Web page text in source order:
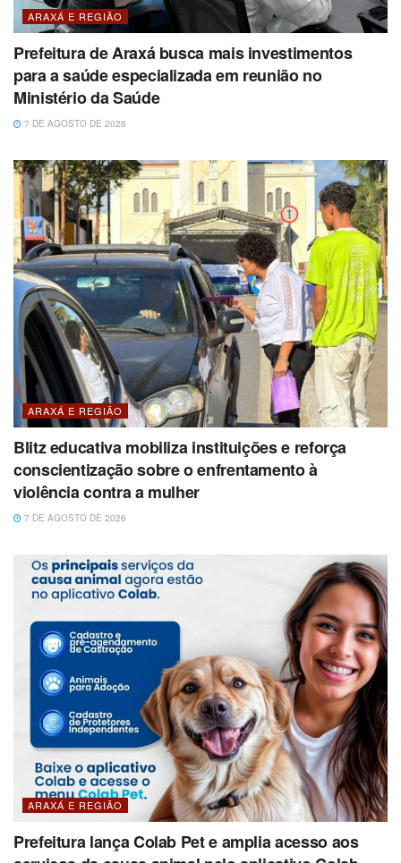
ARAXÁ E REGIÃO
Prefeitura de Araxá busca mais investimentos
para a saúde especializada em reunião no
Ministério da Saúde
7 DE AGOSTO DE 2026
ARAXÁ E REGIÃO
Blitz educativa mobiliza instituições e reforça
conscientização sobre o enfrentamento à
violência contra a mulher
7 DE AGOSTO DE 2026
ARAXÁ E REGIÃO
Prefeitura lança Colab Pet e amplia acesso aos